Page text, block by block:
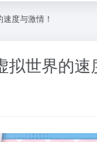
速度与激情！
拟世界的速